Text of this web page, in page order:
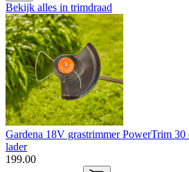
Bekijk alles in trimdraad
Gardena 18V grastrimmer PowerTrim
lader
199.00